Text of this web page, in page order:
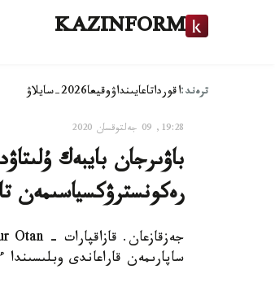
KAZINFORM
ترەند:اقورداتاعايىنداۋوقيعا2026-سايلاۋ
19:28, 09 جەلتوقسان 2020
باۋىرجان بايبەك
رەكونسترۋكسياسىمەن
ساپارىمەن قاراعاندى